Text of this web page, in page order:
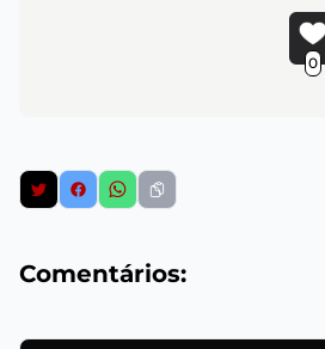
0
Comentários: